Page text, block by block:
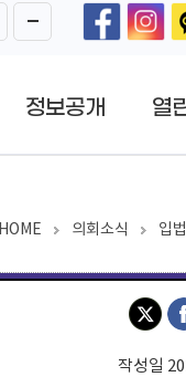
정보공개 열
HOME 의회소식 입
작성일